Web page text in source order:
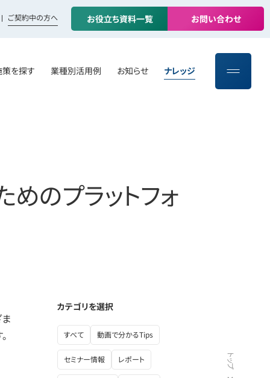
ご契約中の方へ お役立ち資料一覧 お問い合わせ
策を探す 業種別活用例 お知らせ ナレッジ
のプラットフォ
トップ
カテゴリを選択
すべて 動画で分かるTips
セミナー情報 レポート